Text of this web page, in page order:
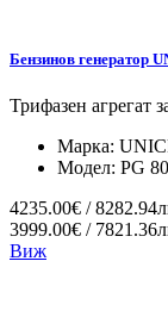
Бензинов генератор
Трифазен агрегат
Марка:
Модел: PG
4235.00€ /
3999.00€ /
Виж